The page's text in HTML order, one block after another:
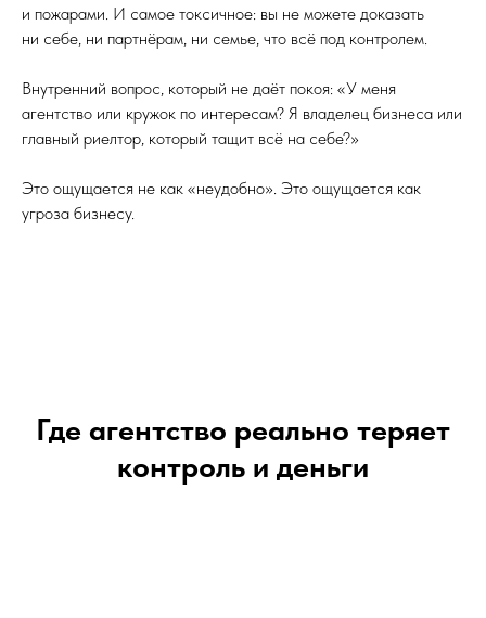
и пожарами. И самое токсичное: вы не можете доказать
ни себе, ни партнёрам, ни семье, что всё под контролем.
Внутренний вопрос, который не даёт покоя: «У меня
агентство или кружок по интересам? Я владелец бизнеса или
главный риелтор, который тащит всё на себе?»
Это ощущается не как «неудобно». Это ощущается как
угроза бизнесу.
Где агентство реально теряет
контроль и деньги